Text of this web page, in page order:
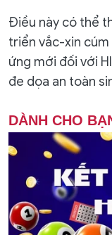
Điều này có thể
triển vắc-xin
ứng mới đối với
đe dọa an toàn